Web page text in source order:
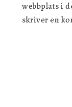
webbplats i
skriver en